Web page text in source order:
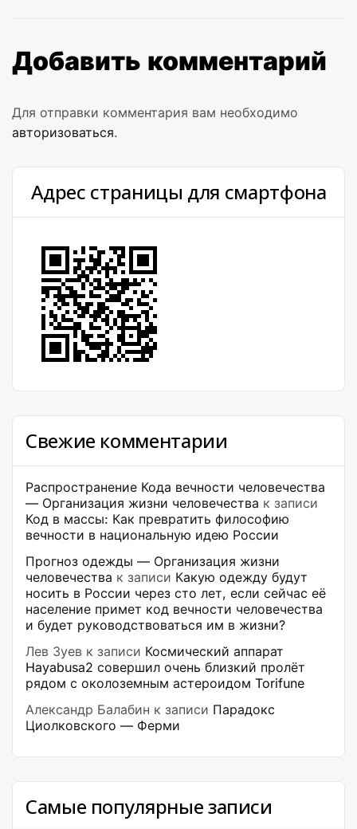
Добавить комментарий
Для отправки комментария вам необходимо
авторизоваться.
Адрес страницы для смартфона
Свежие комментарии
Распространение Кода вечности человечества
— Организация жизни человечества к записи
Код в массы: Как превратить философию
вечности в национальную идею России
Прогноз одежды — Организация жизни
человечества к записи Какую одежду будут
носить в России через сто лет, если сейчас её
население примет код вечности человечества
и будет руководствоваться им в жизни?
Лев Зуев к записи Космический аппарат
Hayabusa2 совершил очень близкий пролёт
рядом с околоземным астероидом Torifune
Александр Балабин к записи Парадокс
Циолковского — Ферми
Самые популярные записи